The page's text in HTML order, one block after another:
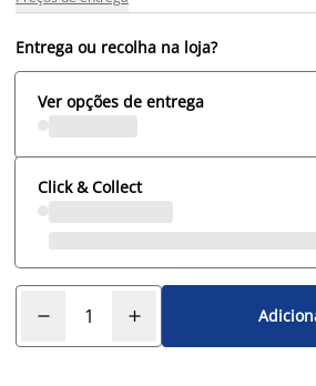
Entrega ou recolha na loja?
Ver opções de entrega
Click & Collect